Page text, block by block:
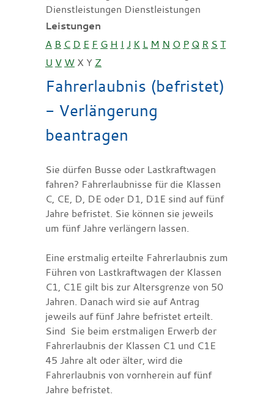
Dienstleistungen Dienstleistungen
Leistungen
A B C D E F G H I J K L M N O P Q R S T
U V W X Y Z
Fahrerlaubnis (befristet)
- Verlängerung
beantragen
Sie dürfen Busse oder Lastkraftwagen
fahren? Fahrerlaubnisse für die Klassen
C, CE, D, DE oder D1, D1E sind auf fünf
Jahre befristet. Sie können sie jeweils
um fünf Jahre verlängern lassen.
Eine erstmalig erteilte Fahrerlaubnis zum
Führen von Lastkraftwagen der Klassen
C1, C1E gilt bis zur Altersgrenze von 50
Jahren. Danach wird sie auf Antrag
jeweils auf fünf Jahre befristet erteilt.
Sind Sie beim erstmaligen Erwerb der
Fahrerlaubnis der Klassen C1 und C1E
45 Jahre alt oder älter, wird die
Fahrerlaubnis von vornherein auf fünf
Jahre befristet.